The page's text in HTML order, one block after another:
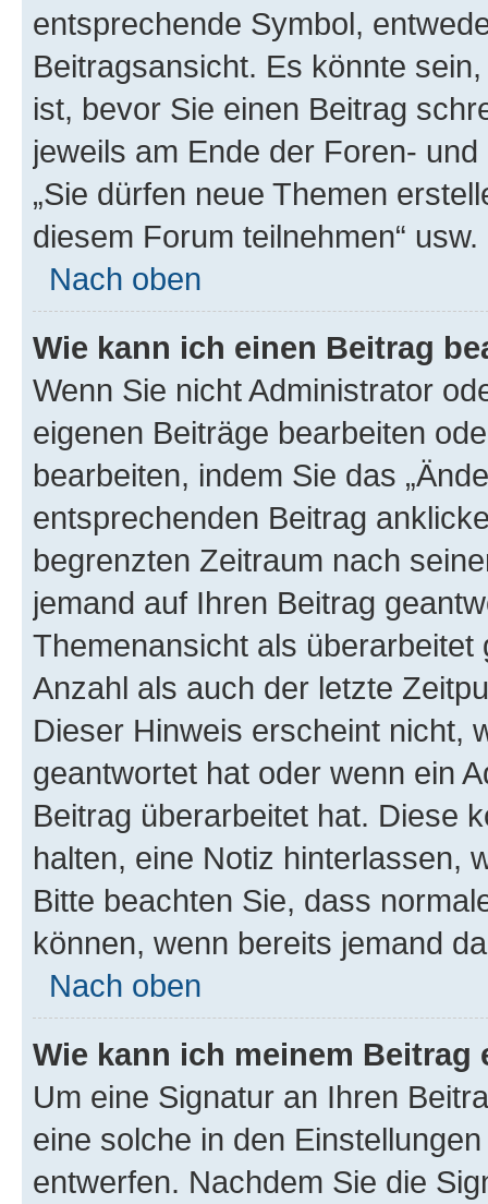
entsprechende Symbol,
Beitragsansicht. Es könnte
ist, bevor Sie einen Beitrag
jeweils am Ende der Foren-
„Sie dürfen neue Themen
diesem Forum teilnehmen“ usw.
Nach oben
Wie kann ich einen Beitrag
Wenn Sie nicht Administrator
eigenen Beiträge bearbeiten
bearbeiten, indem Sie das
entsprechenden Beitrag
begrenzten Zeitraum nach
jemand auf Ihren Beitrag
Themenansicht als
Anzahl als auch der letzte
Dieser Hinweis erscheint nicht,
geantwortet hat oder wenn ein
Beitrag überarbeitet hat. Diese
halten, eine Notiz hinterlassen,
Bitte beachten Sie, dass
können, wenn bereits jemand
Nach oben
Wie kann ich meinem
Um eine Signatur an Ihren
eine solche in den
entwerfen. Nachdem Sie die